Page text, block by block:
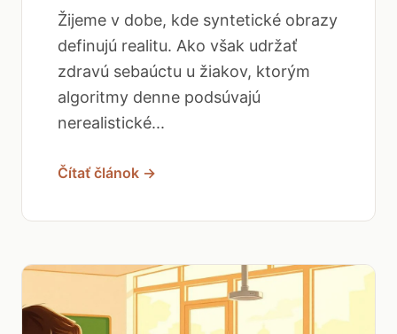
Žijeme v dobe, kde syntetické obrazy
definujú realitu. Ako však udržať
zdravú sebaúctu u žiakov, ktorým
algoritmy denne podsúvajú
nerealistické...
Čítať článok →